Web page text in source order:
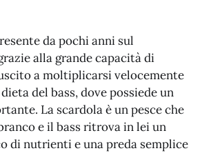
da pochi anni sul
alla grande capacità di
a moltiplicarsi velocemente
del bass, dove possiede un
La scardola è un pesce che
e il bass ritrova in lei un
di nutrienti e una preda semplice